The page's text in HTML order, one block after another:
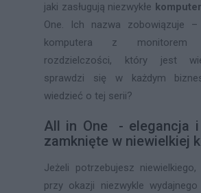
jaki zasługują niezwykłe
One. Ich nazwa zobowiązuje –
komputera z
rozdzielczości, który jest
sprawdzi się w każdym
wiedzieć o tej serii?
All in One - elegancja i
zamknięte w niewielkiej
Jeżeli potrzebujesz
przy okazji niezwykle